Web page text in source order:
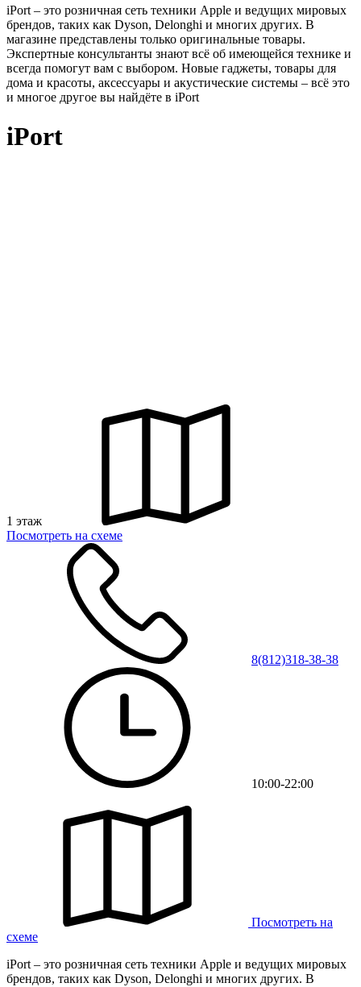
iPort – это розничная сеть техники Apple и ведущих мировых
брендов, таких как Dyson, Delonghi и многих других. В
магазине представлены только оригинальные товары.
Экспертные консультанты знают всё об имеющейся технике и
всегда помогут вам с выбором. Новые гаджеты, товары для
дома и красоты, аксессуары и акустические системы – всё это
и многое другое вы найдёте в iPort
iPort
1 этаж
Посмотреть на схеме
8(812)318-38-38
10:00-22:00
Посмотреть на
схеме
iPort – это розничная сеть техники Apple и ведущих мировых
брендов, таких как Dyson, Delonghi и многих других. В